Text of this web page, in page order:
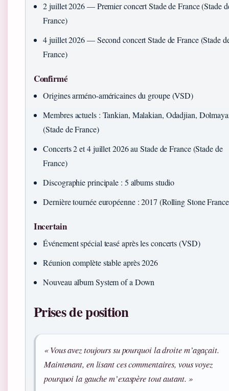
2 juillet 2026— Premier concert Stade de France (Stade
France)
4 juillet 2026— Second concert Stade de France (Stade
France)
Confirmé
Origines arméno-américaines du groupe (VSD)
Membres actuels : Tankian, Malakian, Odadjian,
(Stade de France)
Concerts 2 et 4 juillet 2026 au Stade de France (Stade de
France)
Discographie principale : 5 albums studio
Dernière tournée européenne : 2017 (Rolling Stone
Incertain
Événement spécial teasé après les concerts (VSD)
Réunion complète stable après 2026
Nouveau album System of a Down
Prises de position
« Vous avez toujours su pourquoi la droite m’agaçait.
Maintenant, en lisant ces commentaires, vous voyez
pourquoi la gauche m’exaspère tout autant. »